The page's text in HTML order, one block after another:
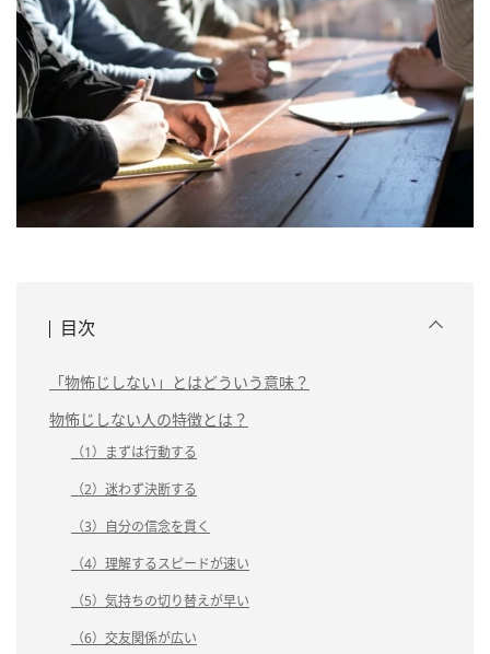
目次
「物怖じしない」とはどういう意味？
物怖じしない人の特徴とは？
（1）まずは行動する
（2）迷わず決断する
（3）自分の信念を貫く
（4）理解するスピードが速い
（5）気持ちの切り替えが早い
（6）交友関係が広い